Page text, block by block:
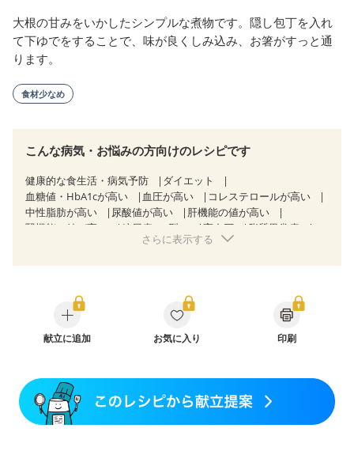
大根の甘みをいかしたシンプルな煮物です。隠し包丁を入れ
て下ゆでをすることで、味が良くしみ込み、お箸がすっと通
ります。
食材少なめ
こんな病気・お悩みの方向けのレシピです
健康的な食生活・病気予防
ダイエット
血糖値・HbA1cが高い
血圧が高い
コレステロールが高い
中性脂肪が高い
尿酸値が高い
肝機能の値が高い
腎機能の値が高い
糖尿病（2型） 高血圧
脂質異常症
狭心症 心筋梗塞
クローン病（寛解期）
過敏性腸症候群（IBS）
糖尿病性腎症（第１期）
糖尿病性腎症（第２期）
糖尿病性腎症（第３期）
CKD（ステージ１）
乳がん（ホルモン療法中）
乳がん治療を終えた方・経過観察中の方など
胃がん（抗がん剤治療中）
さらに表示する
献立に追加 お気に入り 印刷